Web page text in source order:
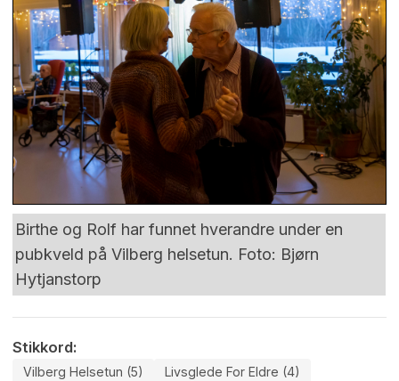
Birthe og Rolf har funnet hverandre under en
pubkveld på Vilberg helsetun. Foto: Bjørn
Hytjanstorp
Stikkord:
Vilberg Helsetun (5)
Livsglede For Eldre (4)